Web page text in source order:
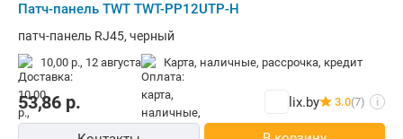
Патч-панель TWT TWT-PP12UTP-H
патч-панель RJ45, черный
10,00 р., 12 августа карта, наличные, рассрочка, кредит
53,86 р. lix.by 3.0(7) i